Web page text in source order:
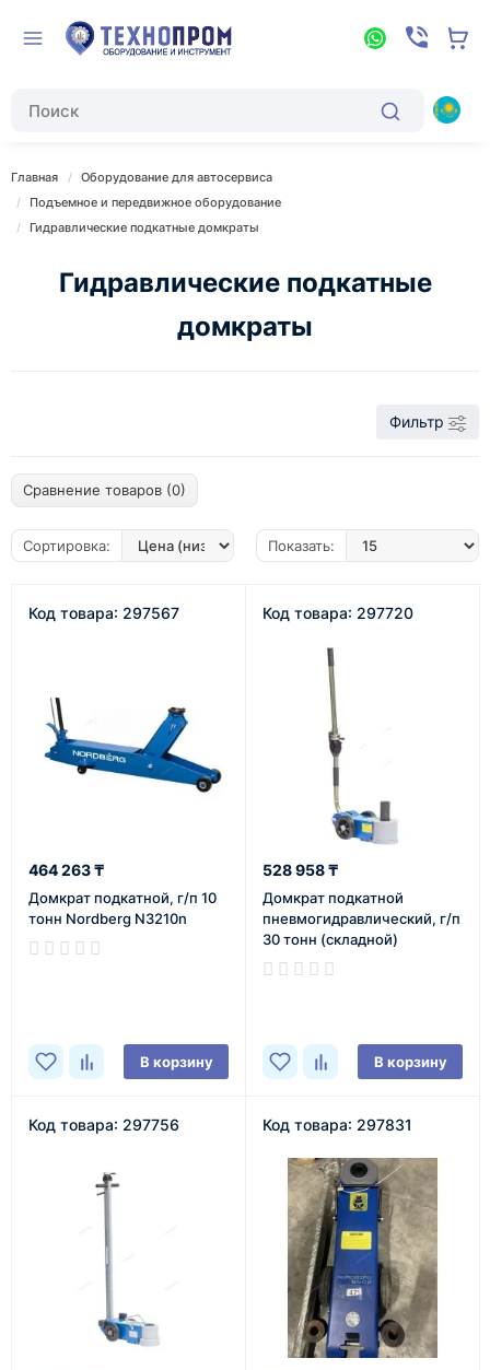
Главная
Оборудование для автосервиса
Подъемное и передвижное оборудование
Гидравлические подкатные домкраты
Гидравлические подкатные
домкраты
Фильтр
Сравнение товаров (0)
Сортировка: Показать:
Код товара: 297567
464 263 ₸
Домкрат подкатной, г/п 10
тонн Nordberg N3210n
В корзину
Код товара: 297720
528 958 ₸
Домкрат подкатной
пневмогидравлический, г/п
30 тонн (складной)
В корзину
Код товара: 297756 Код товара: 297831